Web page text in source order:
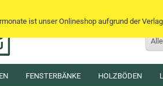
Alle
ist unser Onlineshop aufgrund der
FENSTERBÄNKE HOLZBÖDEN